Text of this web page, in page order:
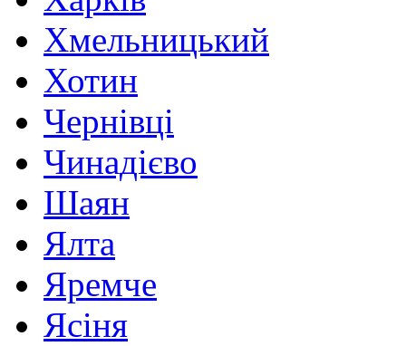
Хмельницький
Хотин
Чернівці
Чинадієво
Шаян
Ялта
Яремче
Ясіня